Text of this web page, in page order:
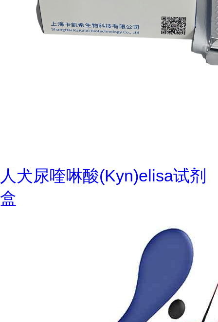
人犬尿喹啉酸(Kyn)elisa试剂
盒